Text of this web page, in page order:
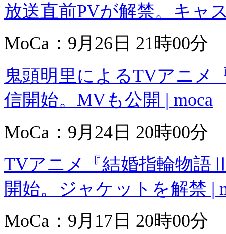
放送直前PVが解禁。キャ
MoCa：9月26日 21時00分
鬼頭明里によるTVアニメ
信開始。MVも公開 | moca
MoCa：9月24日 20時00分
TVアニメ『結婚指輪物語
開始。ジャケットを解禁 |
MoCa：9月17日 20時00分